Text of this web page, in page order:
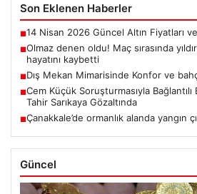
Son Eklenen Haberler
■14 Nisan 2026 Güncel Altın Fiyatları
■Olmaz denen oldu! Maç sırasında
hayatını kaybetti
■Dış Mekan Mimarisinde Konfor ve
■Cem Küçük Soruşturmasıyla Bağlantılı
Tahir Sarıkaya Gözaltında
■Çanakkale’de ormanlık alanda yangın
Güncel